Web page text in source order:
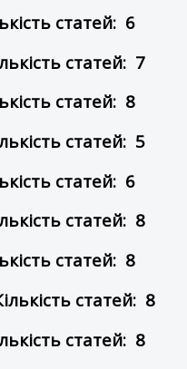
статей: 6
статей: 7
статей: 8
статей: 5
статей: 6
статей: 8
статей: 8
статей: 8
статей: 8